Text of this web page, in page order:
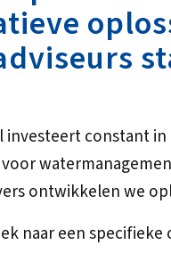
investeert constant
ontwikkelen we
naar een specifieke